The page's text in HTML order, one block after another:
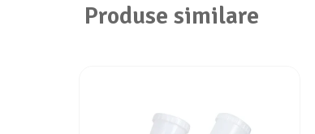
Produse similare